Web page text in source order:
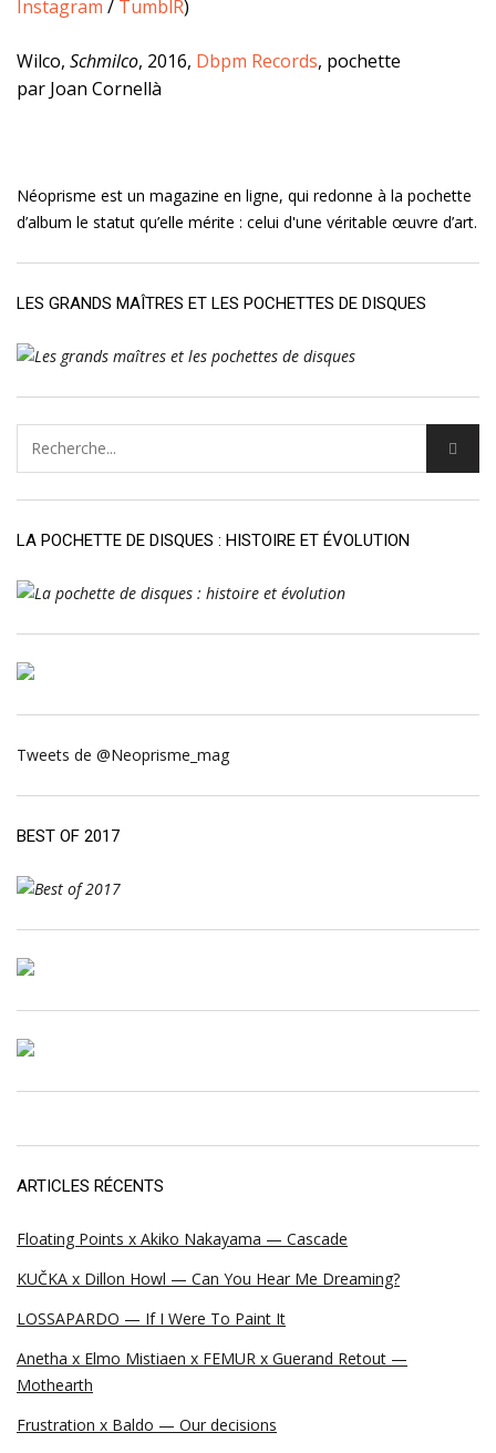
Instagram / TumblR)
Wilco, Schmilco, 2016, Dbpm Records, pochette
par Joan Cornellà
Néoprisme est un magazine en ligne, qui redonne à la pochette
d’album le statut qu’elle mérite : celui d'une véritable œuvre d’art.
LES GRANDS MAÎTRES ET LES POCHETTES DE DISQUES
LA POCHETTE DE DISQUES : HISTOIRE ET ÉVOLUTION
Tweets de @Neoprisme_mag
BEST OF 2017
ARTICLES RÉCENTS
Floating Points x Akiko Nakayama — Cascade
KUČKA x Dillon Howl — Can You Hear Me Dreaming?
LOSSAPARDO — If I Were To Paint It
Anetha x Elmo Mistiaen x FEMUR x Guerand Retout —
Mothearth
Frustration x Baldo — Our decisions